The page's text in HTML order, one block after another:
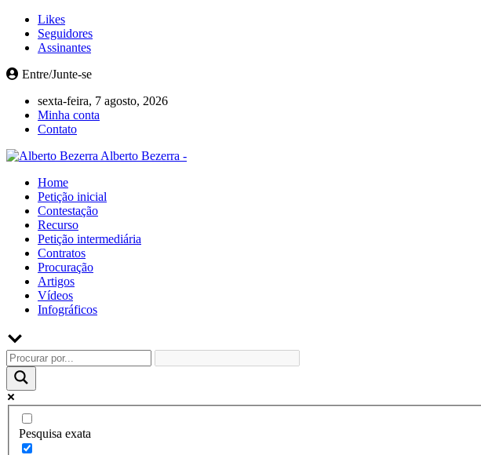
Likes
Seguidores
Assinantes
Entre/Junte-se
sexta-feira, 7 agosto, 2026
Minha conta
Contato
Alberto Bezerra -
Home
Petição inicial
Contestação
Recurso
Petição intermediária
Contratos
Procuração
Artigos
Vídeos
Infográficos
Pesquisa exata